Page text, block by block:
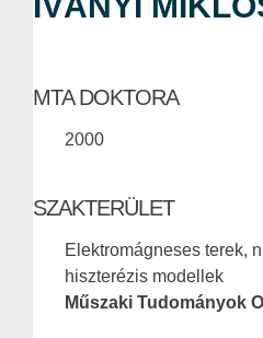
MTA DOKTORA
2000
SZAKTERÜLET
Elektromágneses terek,
hiszterézis modellek
Műszaki Tudományok